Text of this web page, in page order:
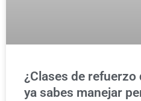
¿Clases de
ya sabes manejar